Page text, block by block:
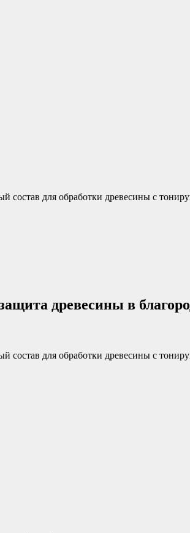
состав для обработки древесины с
древесины в
состав для обработки древесины с